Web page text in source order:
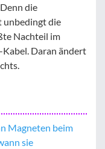
die
unbedingt die
Nachteil im
Daran ändert
Magneten beim
sie